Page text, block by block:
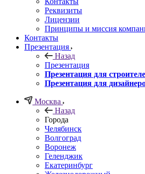
Реквизиты
Лицензии
Принципы и миссия
Контакты
Презентация
Назад
Презентация
Презентация для
Презентация для
Москва
Назад
Города
Челябинск
Волгоград
Воронеж
Геленджик
Екатеринбург